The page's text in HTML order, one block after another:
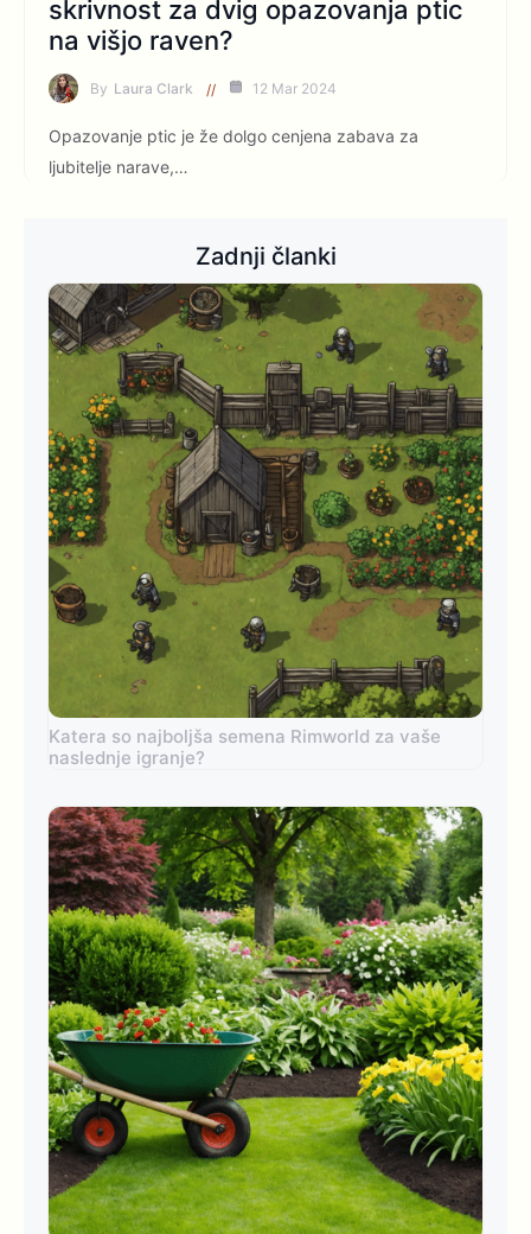
skrivnost za dvig opazovanja ptic
na višjo raven?
By Laura Clark 12 Mar 2024
Opazovanje ptic je že dolgo cenjena zabava za
ljubitelje narave,…
Zadnji članki
Katera so najboljša semena Rimworld za vaše
naslednje igranje?